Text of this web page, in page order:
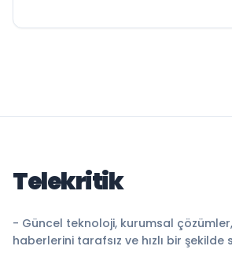
Telekritik
- Güncel teknoloji, kurumsal
haberlerini tarafsız ve hızlı bir şekilde